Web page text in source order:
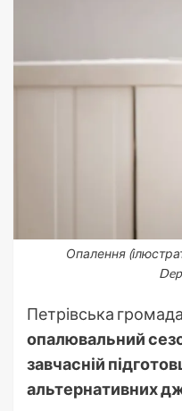
Опалення
Петрівська громада
опалювальний
завчасній
альтернативних